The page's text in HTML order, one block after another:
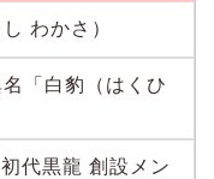
わかさ）
「白豹（はくひ
代黒龍 創設メン